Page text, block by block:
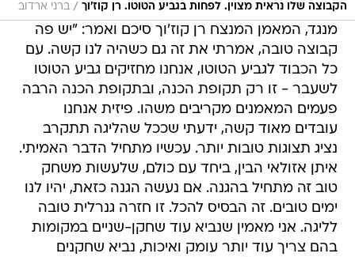
הקבוצה שלו נראית מצוין. לפחות בגביע הטוטו. רן קוז'וך / ברני ארדוב
מנגד, המאמן המנצח רן קוז'וך סיכם ואמר: "יש פה
קבוצה טובה, אמרתי את זה גם כשהיה לנו קשה. עם
כל הכבוד לגביע הטוטו, אנחנו מחזיקים גביע הטוטו
לשעבר - זו רק תקופת הכנה, ובתקופת הכנה הרבה
פעמים המאמנים מקריבים משהו. פיזית אנחנו
עובדים מאוד קשה, ידעתי שככל שהליגה תתקרב
נציג תצוגות טובות יותר. עכשיו מתחיל הדבר האמיתי.
איתן אזולאי הבין, ביחד עם כולם, שלעשות משחק
טוב זה מתחיל בהגנה. אם נעשה הגנה כזאת, יהיו לנו
ימים טובים. זה הבסיס להכל. זו חזרה גנרלית טובה
לליגה. אני מאמין שנביא עוד שחקן-שניים במקומות
בהם צריך עוד יותר עומק ואיכות, נביא שחקנים